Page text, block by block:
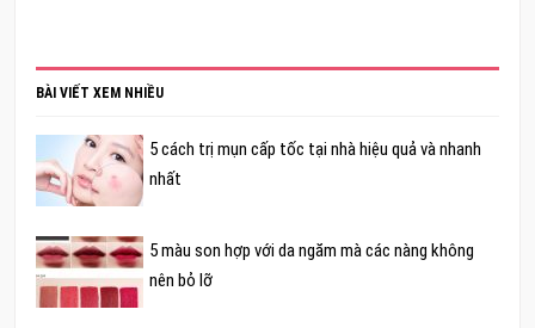
BÀI VIẾT XEM NHIỀU
5 cách trị mụn cấp tốc tại nhà hiệu quả và nhanh
nhất
5 màu son hợp với da ngăm mà các nàng không
nên bỏ lỡ